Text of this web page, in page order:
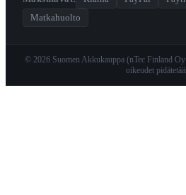
Matkahuolto
© 2026 Suomen Akkukauppa (nTec Finland
oikeudet